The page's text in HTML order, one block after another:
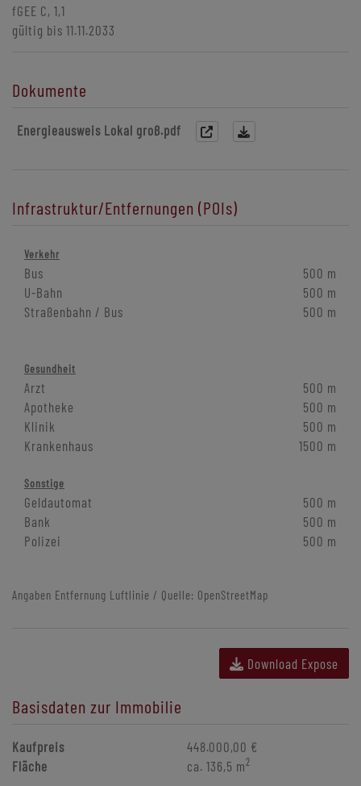
fGEE C, 1,1
gültig bis 11.11.2033
Dokumente
Energieausweis Lokal groß.pdf
Infrastruktur/Entfernungen (POIs)
Verkehr
Bus
500 m
U-Bahn
500 m
Straßenbahn / Bus
500 m
Gesundheit
Arzt
500 m
Apotheke
500 m
Klinik
500 m
Krankenhaus
1500 m
Sonstige
Geldautomat
500 m
Bank
500 m
Polizei
500 m
Angaben Entfernung Luftlinie / Quelle: OpenStreetMap
Download Expose
Basisdaten zur Immobilie
Kaufpreis
448.000,00 €
Fläche
ca. 136,5 m2